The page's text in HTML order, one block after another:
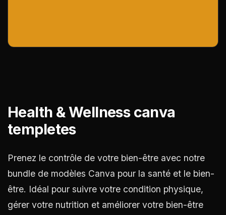
Health & Wellness canva
templetes
Prenez le contrôle de votre bien-être avec notre
bundle de modèles Canva pour la santé et le bien-
être. Idéal pour suivre votre condition physique,
gérer votre nutrition et améliorer votre bien-être